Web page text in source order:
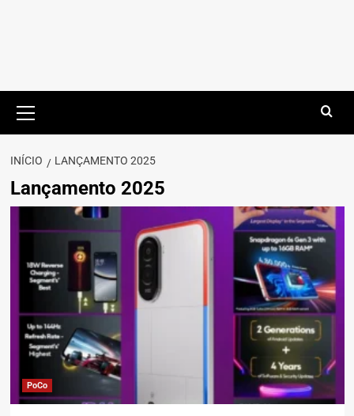
principal
INÍCIO LANÇAMENTO 2025
Lançamento 2025
PoCo